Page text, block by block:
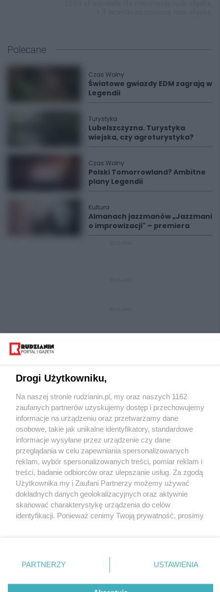
Polecane
Czas Wolny
Światowe gwiazdy EDM zagrają w
Legendii
Turystyka
Lubelszczyzna. Turystyka
wiejska, czy agroturystyka?
Czas Wolny
Polski Tomorrowland? Ambitne
plany Legendii
Kultura
Almanach jazzmanów „Jazzmani
o improwizacji" – premiera
Wydawca mediów lokalnych
Nie zapomnij
zapoznać się z:
polityką prywatności regulamin korzystania z portali
Twojemiasto
Piekary Śląskie
Chorzów
Tarnowskie Góry
Gliwice
Skontakuj sięz nami
Kontakt
Wydawca
Redakcja
Drogi Użytkowniku,
Na naszej stronie rudzianin.pl, my oraz naszych 1162
zaufanych partnerów uzyskujemy dostęp i przechowujemy
informacje na urządzeniu oraz przetwarzamy dane
osobowe, takie jak unikalne identyfikatory, standardowe
informacje wysyłane przez urządzenie czy dane
przeglądania w celu zapewniania spersonalizowanych
reklam, wybór spersonalizowanych treści, pomiar reklam i
treści, badanie odbiorców oraz ulepszanie usług. Za zgodą
Użytkownika my i Zaufani Partnerzy możemy używać
dokładnych danych geolokalizacyjnych oraz aktywnie
skanować charakterystykę urządzenia do celów
identyfikacji. Ponieważ cenimy Twoją prywatność, prosimy
prywatności znajdujący się w lewym dolnym rogu strony
. Niektóre rodzaje przetwarzania danych nie wymagają
zgody użytkownika, ale masz prawo sprzeciwić się
PARTNERZY USTAWIENIA